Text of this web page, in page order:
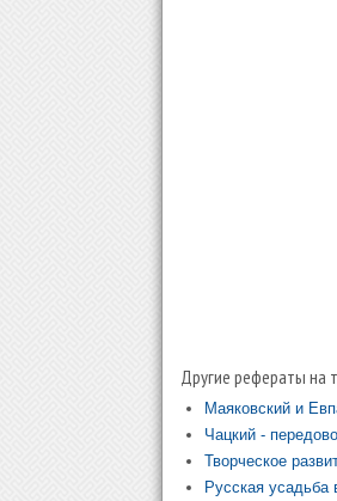
Другие рефераты на
Маяковский и
Чацкий -
Творческое
Русская усадьба